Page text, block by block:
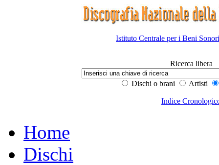
Istituto Centrale per i Beni
Ricerca libera
Dischi o brani Artisti
Indice
Home
Dischi